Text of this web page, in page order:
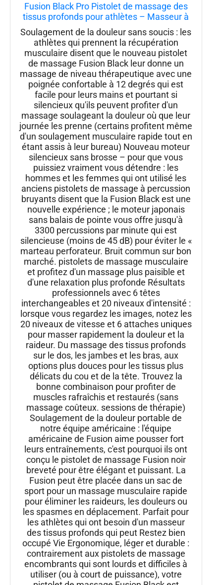
Fusion Black Pro Pistolet de massage des
tissus profonds pour athlètes – Masseur à
percussion pour soulager la douleur,
thérapie musculaire et relaxation
Soulagement de la douleur sans soucis : les
athlètes qui prennent la récupération
musculaire disent que le nouveau pistolet
de massage Fusion Black leur donne un
massage de niveau thérapeutique avec une
poignée confortable à 12 degrés qui est
facile pour leurs mains et pourtant si
silencieux qu'ils peuvent profiter d'un
massage soulageant la douleur où que leur
journée les prenne (certains profitent même
d'un soulagement musculaire rapide tout en
étant assis à leur bureau) Nouveau moteur
silencieux sans brosse – pour que vous
puissiez vraiment vous détendre : les
hommes et les femmes qui ont utilisé les
anciens pistolets de massage à percussion
bruyants disent que la Fusion Black est une
nouvelle expérience ; le moteur japonais
sans balais de pointe vous offre jusqu'à
3300 percussions par minute qui est
silencieuse (moins de 45 dB) pour éviter le «
marteau perforateur. Bruit commun sur bon
marché. pistolets de massage musculaire
et profitez d'un massage plus paisible et
d'une relaxation plus profonde Résultats
professionnels avec 6 têtes
interchangeables et 20 niveaux d'intensité :
lorsque vous regardez les images, notez les
20 niveaux de vitesse et 6 attaches uniques
pour masser rapidement la douleur et la
raideur. Du massage des tissus profonds
sur le dos, les jambes et les bras, aux
options plus douces pour les tissus plus
délicats du cou et de la tête. Trouvez la
bonne combinaison pour profiter de
muscles rafraîchis et restaurés (sans
massage coûteux. sessions de thérapie)
Soulagement de la douleur portable de
notre équipe américaine : l'équipe
américaine de Fusion aime pousser fort
leurs entraînements, c'est pourquoi ils ont
conçu le pistolet de massage Fusion noir
breveté pour être élégant et puissant. La
Fusion peut être placée dans un sac de
sport pour un massage musculaire rapide
pour éliminer les raideurs, les douleurs ou
les spasmes en déplacement. Parfait pour
les athlètes qui ont besoin d'un masseur
des tissus profonds qui peut Restez bien
occupé Vie Ergonomique, léger et durable :
contrairement aux pistolets de massage
encombrants qui sont lourds et difficiles à
utiliser (ou à court de puissance), votre